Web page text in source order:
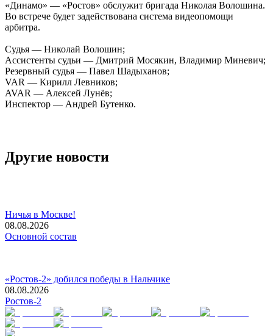
«Динамо» — «Ростов» обслужит бригада Николая Волошина.
Во встрече будет задействована система видеопомощи
арбитра.
Судья — Николай Волошин;
Ассистенты судьи — Дмитрий Мосякин, Владимир Миневич;
Резервный судья — Павел Шадыханов;
VAR — Кирилл Левников;
AVAR — Алексей Лунёв;
Инспектор — Андрей Бутенко.
Другие новости
Ничья в Москве!
08.08.2026
Основной состав
«Ростов-2» добился победы в Нальчике
08.08.2026
Ростов-2